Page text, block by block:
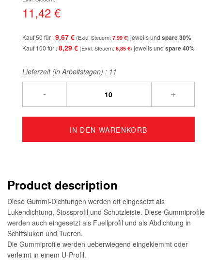
11,42 €
Kauf 50 für 9,67 € 7,99 € jeweils und spare30%
Kauf 100 für 8,29 € 6,85 € jeweils und spare40%
Lieferzeit (in Arbeitstagen) : 11
- +
IN DEN WARENKORB
Product description
Diese Gummi-Dichtungen werden oft eingesetzt als
Lukendichtung, Stossprofil und Schutzleiste. Diese Gummiprofile
werden auch eingesetzt als Fuellprofil und als Abdichtung in
Schiffsluken und Tueren.
Die Gummiprofile werden ueberwiegend eingeklemmt oder
verleimt in einem U-Profil.